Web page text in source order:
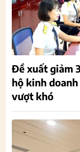
Đề xuất giảm
hộ kinh
vượt khó